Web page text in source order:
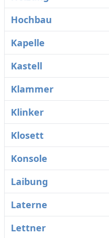
Hochbau
Kapelle
Kastell
Klammer
Klinker
Klosett
Konsole
Laibung
Laterne
Lettner